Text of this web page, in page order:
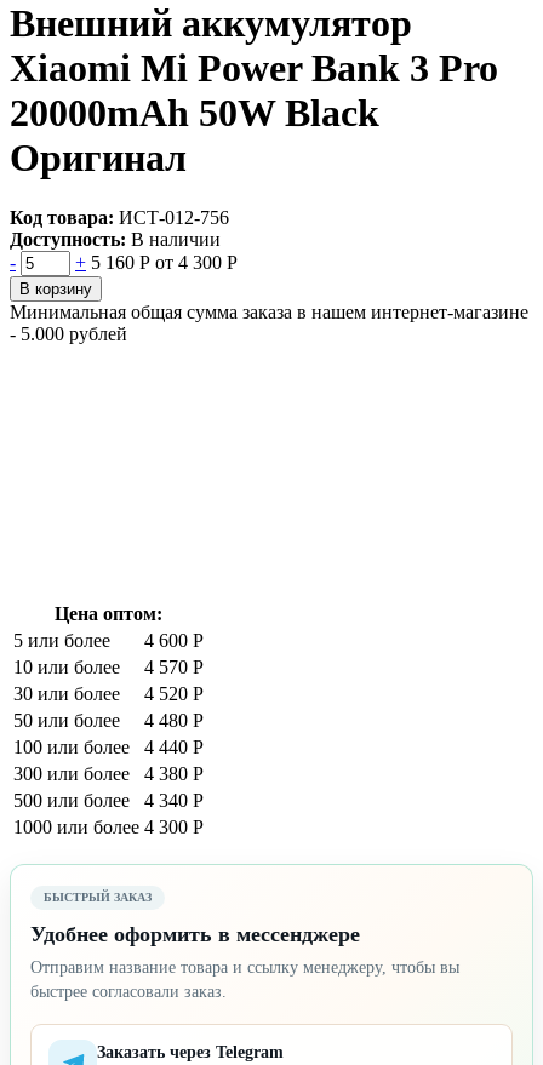
Внешний аккумулятор
Xiaomi Mi Power Bank 3 Pro
20000mAh 50W Black
Оригинал
Код товара: ИСТ-012-756
Доступность: В наличии
-
+ 5 160 Р от 4 300 Р
В корзину
Минимальная общая сумма заказа в нашем интернет-магазине
- 5.000 рублей
Цена оптом:
5 или более
4 600 Р
10 или более
4 570 Р
30 или более
4 520 Р
50 или более
4 480 Р
100 или более
4 440 Р
300 или более
4 380 Р
500 или более
4 340 Р
1000 или более 4 300 Р
БЫСТРЫЙ ЗАКАЗ
Удобнее оформить в мессенджере
Отправим название товара и ссылку менеджеру, чтобы вы
быстрее согласовали заказ.
Заказать через Telegram